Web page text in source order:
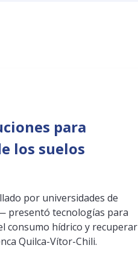
para
los suelos
por universidades de
presentó tecnologías para
consumo hídrico y recuperar
Quilca-Vítor-Chili.